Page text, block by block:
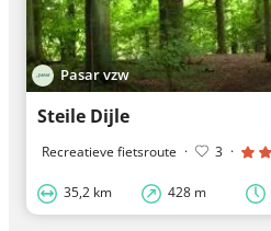
Pasar vzw
Steile Dijle
Recreatieve fietsroute · 3 ·
35,2 km 428 m